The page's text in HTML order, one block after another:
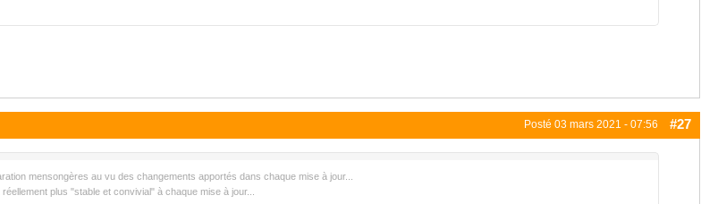
Posté 03 mars 2021 - 07:56 #27
mensongères au vu des changements apportés dans chaque mise à jour...
plus "stable et convivial" à chaque mise à jour...